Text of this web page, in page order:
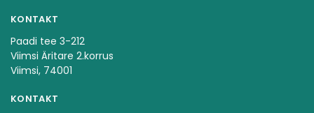
KONTAKT
Paadi tee 3-212
Viimsi Äritare 2.korrus
Viimsi, 74001
KONTAKT